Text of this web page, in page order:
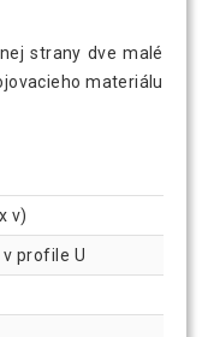
strany dve malé
materiálu
v)
profile U